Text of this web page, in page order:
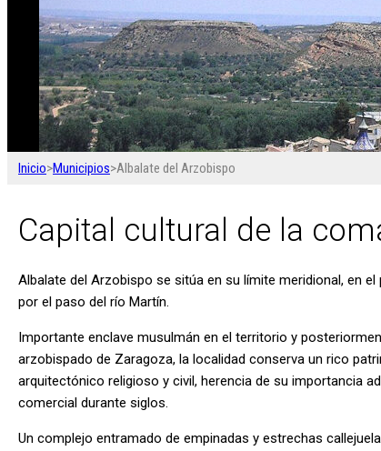
Inicio>Municipios>Albalate del Arzobispo
Capital cultural de la
Albalate del Arzobispo se sitúa en su límite meridional, en
por el paso del río Martín.
Importante enclave musulmán en el territorio y
arzobispado de Zaragoza, la localidad conserva un rico
arquitectónico religioso y civil, herencia de su importancia
comercial durante siglos.
Un complejo entramado de empinadas y estrechas